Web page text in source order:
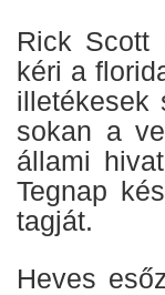
Rick Scott
kéri a
illetékesek
sokan a
állami
Tegnap
tagját.
Heves